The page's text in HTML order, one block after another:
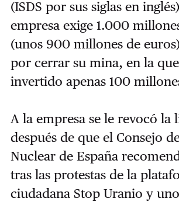
(ISDS por sus siglas en
empresa exige 1.000
(unos 900 millones de
por cerrar su mina, en la
invertido apenas 100
A la empresa se le revocó la
después de que el Consejo
Nuclear de España
tras las protestas de la
ciudadana Stop Uranio y